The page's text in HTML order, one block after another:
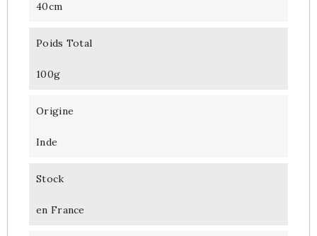
40cm
Poids Total
100g
Origine
Inde
Stock
en France